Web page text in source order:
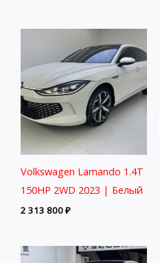
Volkswagen Lamando 1.4T
150HP 2WD 2023 | Белый
2 313 800₽